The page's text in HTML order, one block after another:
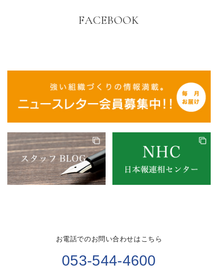
FACEBOOK
お電話でのお問い合わせはこちら
053-544-4600